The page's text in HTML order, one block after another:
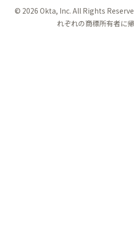
© 2026 Okta, Inc. All Rights
れぞれの商標所有者に帰